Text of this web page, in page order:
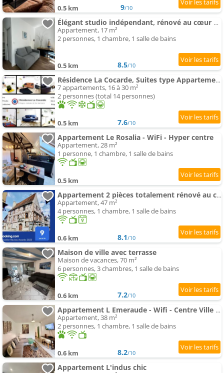
0.5 km 9/10
Élégant studio indépendant, rénové au cœur de Bourges
Appartement, 17 m²
2 personnes, 1 chambre, 1 salle de bains
0.5 km 8.5/10
Résidence La Cocarde, Suites type Appartements
7 appartements, 16 à 30 m²
2 personnes (total 14 personnes)
0.5 km 7.6/10
Appartement Le Rosalia - WiFi - Hyper centre
Appartement, 28 m²
1 personne, 1 chambre, 1 salle de bains
0.5 km
Appartement 2 pièces totalement rénové au cœur de Bourges
Appartement, 47 m²
4 personnes, 1 chambre, 1 salle de bains
0.6 km 8.1/10
Maison de ville avec terrasse
Maison de vacances, 70 m²
6 personnes, 3 chambres, 1 salle de bains
0.6 km 7.2/10
Appartement L Emeraude - Wifi - Centre Ville - Seraucourt
Appartement, 38 m²
2 personnes, 1 chambre, 1 salle de bains
0.6 km 8.2/10
Appartement L'indus chic